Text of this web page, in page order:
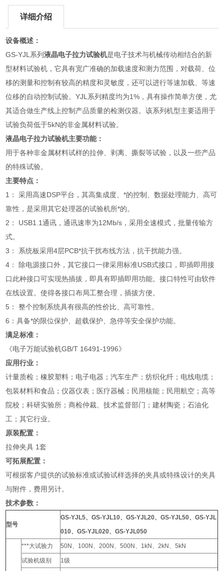
详细介绍
设备概述：
GS-YJL系列液晶电子拉力试验机是电子技术与机械传动相结合的新
型材料试验机，它具有宽广准确的加载速度和测力范围，对载荷、位
移的测量和控制有较高的精度和灵敏度，还可以进行等速加载、等速
位移的自动控制试验。YJL系列精度均为1%，具有操作简单方便，尤
其适合做生产线上控制产品质量的检测仪器。该系列机型主要适用于
试验负荷低于5kN的非金属材料试验。
液晶电子拉力试验机主要功能：
用于各种非金属材料试样的拉伸、剥离、撕裂等试验，以及一些产品
的特殊试验。
主要特点：
1： 采用高速DSP平台，其高集成度、*的控制、数据处理能力、高可
靠性，是采用其它处理器的试验机所*的。
2： USB1.1通讯，通讯速率为12Mb/s，采用全速模式，批量传输方
式。
3： 系统板采用4层PCB*抗干扰布线方法，抗干扰能力强。
4： 除电源接口外，其它接口一律采用标准USB式接口，即插即用接
口此种接口可实现热插拔，即具有即插即用功能。接口特性可由软件
在线设置。使得各接口布局工整合理，插拔方便。
5： 整个控制系统具有很高的性价比、高可靠性。
6：具备*的限位保护、超载保护、急停等安全保护功能。
满足标准：
《电子万能试验机GB/T 16491-1996》
应用行业：
计量质检；橡胶塑料；电子电器；汽车生产；纺织化纤；电线电缆；
包装材料和食品；仪器仪表；医疗器械；民用核能；民用航空；高等
院校；科研实验所；商检仲裁、技术监督部门；建材陶瓷；石油化
工；其它行业。
原装配置：
拉伸夹具 1套
可拓展配置：
可根据客户提供的试验标准或试验试样选择的夹具或特殊设计的夹具
与附件，费用另计。
技术参数：
型号
GS-YJL5、GS-YJL10、GS-YJL20、GS-YJL50、GS-YJL
010、GS-YJL020、GS-YJL050
***大试验力 50N、100N、200N、500N、1kN、2kN、5kN
试验机级别 1级